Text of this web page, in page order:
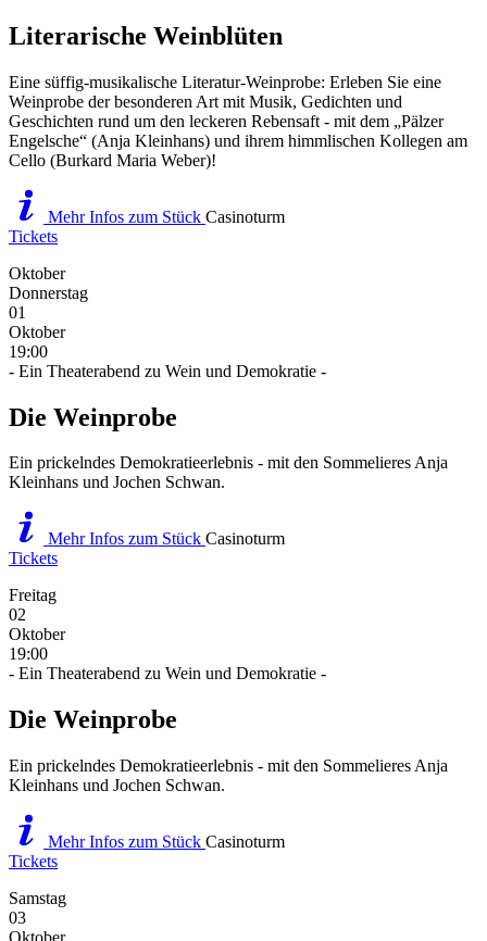
Literarische Weinblüten
Eine süffig-musikalische Literatur-Weinprobe: Erleben Sie eine
Weinprobe der besonderen Art mit Musik, Gedichten und
Geschichten rund um den leckeren Rebensaft - mit dem „Pälzer
Engelsche“ (Anja Kleinhans) und ihrem himmlischen Kollegen am
Cello (Burkard Maria Weber)!
Mehr Infos zum Stück Casinoturm
Tickets
Oktober
Donnerstag
01
Oktober
19:00
- Ein Theaterabend zu Wein und Demokratie -
Die Weinprobe
Ein prickelndes Demokratieerlebnis - mit den Sommelieres Anja
Kleinhans und Jochen Schwan.
Mehr Infos zum Stück Casinoturm
Tickets
Freitag
02
Oktober
19:00
- Ein Theaterabend zu Wein und Demokratie -
Die Weinprobe
Ein prickelndes Demokratieerlebnis - mit den Sommelieres Anja
Kleinhans und Jochen Schwan.
Mehr Infos zum Stück Casinoturm
Tickets
Samstag
03